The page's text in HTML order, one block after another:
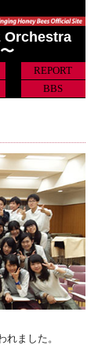
Orchestra
REPORT
BBS
ました。